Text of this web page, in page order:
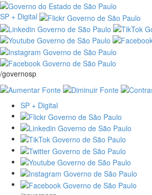
SP + Digital
/governosp
SP + Digital